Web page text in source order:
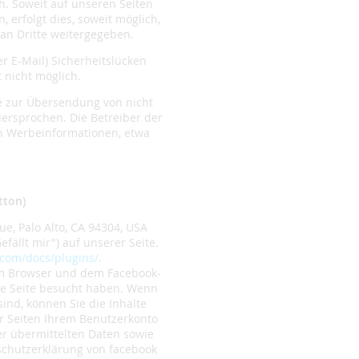
Soweit auf unseren Seiten
erfolgt dies, soweit möglich,
Dritte weitergegeben.
E-Mail) Sicherheitslücken
nicht möglich.
Übersendung von nicht
Die Betreiber der
etwa
Palo Alto, CA 94304, USA
mir") auf unserer Seite.
docs/plugins/.
und dem Facebook-
Seite besucht haben. Wenn
können Sie die Inhalte
Seiten Ihrem Benutzerkonto
übermittelten Daten sowie
von facebook